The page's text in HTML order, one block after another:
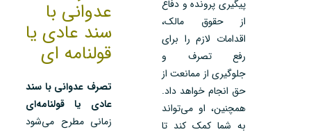
پیگیری پرونده و دفاع
از حقوق مالک،
اقدامات لازم را برای
رفع تصرف و
جلوگیری از ممانعت از
حق انجام خواهد داد.
همچنین، او می‌تواند
به شما کمک کند تا
عدوانی با
سند عادی یا
قولنامه ای
تصرف عدوانی با سند
عادی یا قولنامه‌ای
زمانی مطرح می‌شود